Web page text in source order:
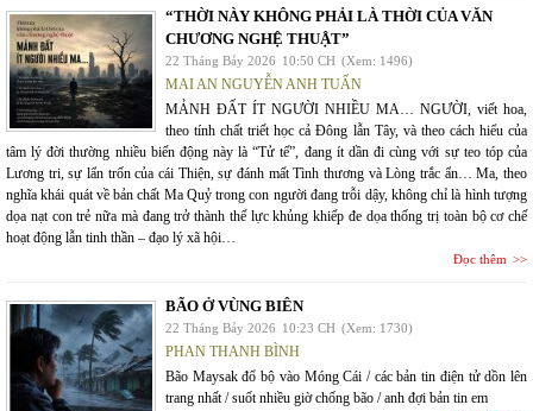
“THỜI NÀY KHÔNG PHẢI LÀ THỜI CỦA VĂN
CHƯƠNG NGHỆ THUẬT”
22 Tháng Bảy 2026 10:50 CH (Xem: 1496)
MAI AN NGUYỄN ANH TUẤN
MẢNH ĐẤT ÍT NGƯỜI NHIỀU MA… NGƯỜI, viết hoa,
theo tính chất triết học cả Đông lẫn Tây, và theo cách hiểu của
tâm lý đời thường nhiều biến động này là “Tử tế”, đang ít dần đi cùng với sự teo tóp của
Lương tri, sự lẩn trốn của cái Thiện, sự đánh mất Tình thương và Lòng trắc ẩn… Ma, theo
nghĩa khái quát về bản chất Ma Quỷ trong con người đang trỗi dậy, không chỉ là hình tượng
dọa nạt con trẻ nữa mà đang trở thành thế lực khủng khiếp đe dọa thống trị toàn bộ cơ chế
hoạt động lẫn tinh thần – đạo lý xã hội…
Đọc thêm
BÃO Ở VÙNG BIÊN
22 Tháng Bảy 2026 10:23 CH (Xem: 1730)
PHAN THANH BÌNH
Bão Maysak đổ bộ vào Móng Cái / các bản tin điện tử dồn lên
trang nhất / suốt nhiều giờ chống bão / anh đợi bản tin em